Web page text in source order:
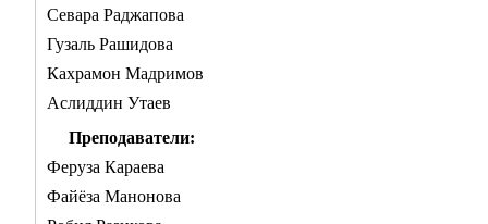
Севара Раджапова
Гузаль Рашидова
Кахрамон Мадримов
Аслиддин Утаев
Преподаватели:
Феруза Караева
Файёза Манонова